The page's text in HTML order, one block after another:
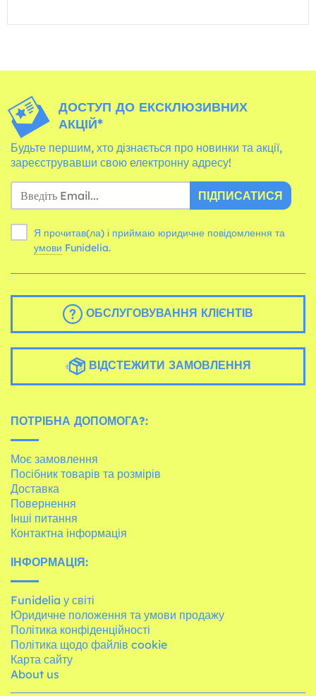
ДОСТУП ДО ЕКСКЛЮЗИВНИХ
АКЦІЙ*
Будьте першим, хто дізнається про новинки та акції,
зареєструвавши свою електронну адресу!
ПІДПИСАТИСЯ
Я прочитав(ла) і приймаю юридичне повідомлення та
умови Funidelia.
ОБСЛУГОВУВАННЯ КЛІЄНТІВ
ВІДСТЕЖИТИ ЗАМОВЛЕННЯ
ПОТРІБНА ДОПОМОГА?:
Моє замовлення
Посібник товарів та розмірів
Доставка
Повернення
Інші питання
Контактна інформація
ІНФОРМАЦІЯ:
Funidelia у світі
Юридичне положення та умови продажу
Політика конфіденційності
Політика щодо файлів cookie
Карта сайту
About us